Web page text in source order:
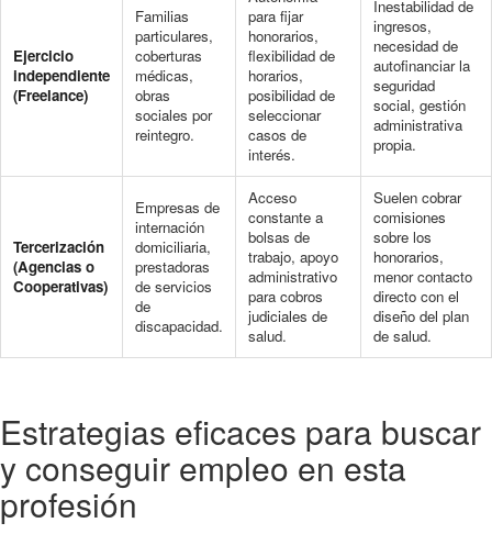
Ejercicio
independiente
(Freelance)
Familias
particulares,
coberturas
médicas,
obras
sociales por
reintegro.
para fijar
honorarios,
flexibilidad de
horarios,
posibilidad de
seleccionar
casos de
interés.
Inestabilidad de
ingresos,
necesidad de
autofinanciar la
seguridad
social, gestión
administrativa
propia.
Tercerización
(Agencias o
Cooperativas)
Empresas de
internación
domiciliaria,
prestadoras
de servicios
de
discapacidad.
Acceso
constante a
bolsas de
trabajo, apoyo
administrativo
para cobros
judiciales de
salud.
Suelen cobrar
comisiones
sobre los
honorarios,
menor contacto
directo con el
diseño del plan
de salud.
Estrategias eficaces para buscar
y conseguir empleo en esta
profesión